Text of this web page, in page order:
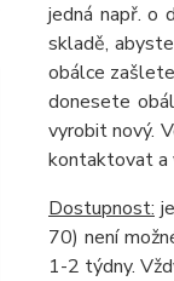
jedná např. o
skladě,
obálce
donesete
vyrobit nový.
kontaktovat a
Dostupnost:
70) není
1-2 týdny.